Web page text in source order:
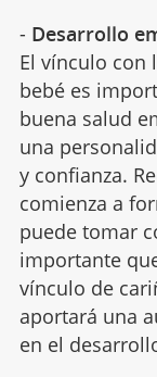
- Desarrollo
El vínculo con
bebé es
buena salud
una
y confianza.
comienza a
puede tomar
importante
vínculo de
aportará una
en el